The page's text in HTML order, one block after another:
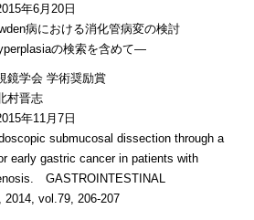
年6月20日
病における消化管病変の検討
の検索を含めて―
鏡学会 学術奨励賞
晋志
年11月7日
submucosal dissection through a
early gastric cancer in patients with
GASTROINTESTINAL
2014, vol.79, 206-207